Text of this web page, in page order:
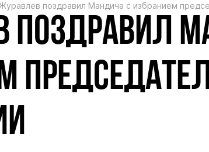
поздравил Мандича с избранием
ПОЗДРАВИЛ